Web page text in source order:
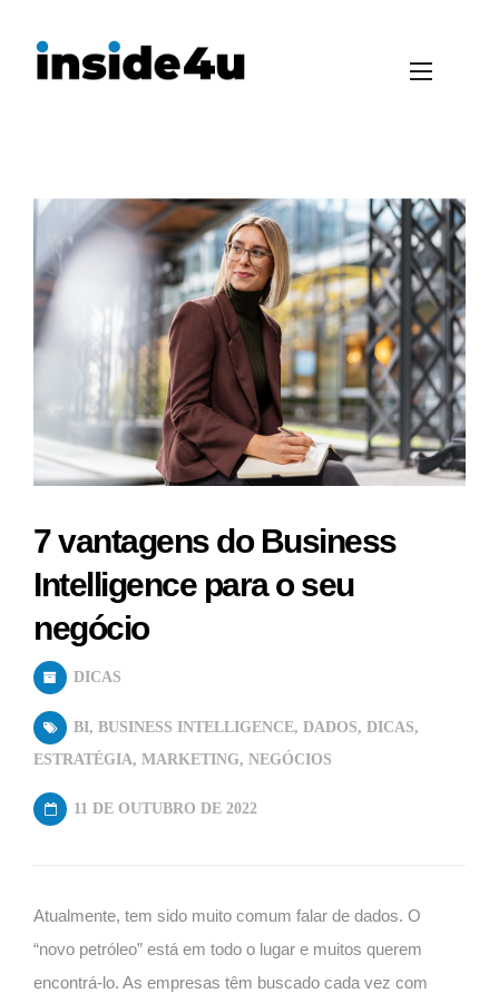
7 vantagens do Business
Intelligence para o seu
negócio
DICAS
BI, BUSINESS INTELLIGENCE, DADOS, DICAS,
ESTRATÉGIA, MARKETING, NEGÓCIOS
11 DE OUTUBRO DE 2022
Atualmente, tem sido muito comum falar de dados. O
“novo petróleo” está em todo o lugar e muitos querem
encontrá-lo. As empresas têm buscado cada vez com